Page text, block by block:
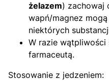
żelazem) zachowaj
wapń/magnez
niektórych
W razie wątpliwości
farmaceutą.
Stosowanie z jedzeniem: